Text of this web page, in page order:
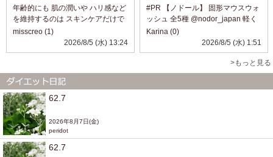
MEDISPA PDRN
年齢的にも 肌の潤いや ハリ感など
を維持するのは スキンケアだけで
は 老化の症状に太刀打ちできない
ので このようなサプリメントは あ
りがたいですね。 インナーケアも
misscreo (1)
2026/8/5 (水) 13:24
#PR 【ノドール】 固形マウスウォ
ッシュ 全5種 @nodor_japan 軽く
て、持ち運びに便利な固形マウス
ウォッシュ。 外出先でも手軽に使
える、 新感覚のオーラルケアアイ
テムです。 K-POPアイドルもお
す...
Karina (0)
2026/8/5 (水) 1:51
>もっと見る
62.7
2026年8月7日(金)
peridot
62.7